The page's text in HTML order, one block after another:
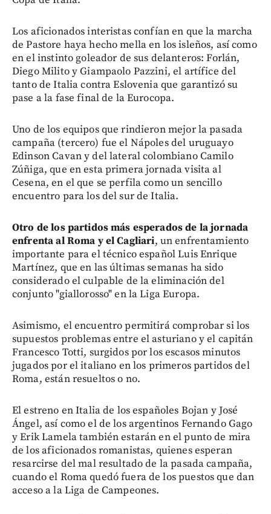
Los aficionados interistas confían en que la marcha
de Pastore haya hecho mella en los isleños, así como
en el instinto goleador de sus delanteros: Forlán,
Diego Milito y Giampaolo Pazzini, el artífice del
tanto de Italia contra Eslovenia que garantizó su
pase a la fase final de la Eurocopa.
Uno de los equipos que rindieron mejor la pasada
campaña (tercero) fue el Nápoles del uruguayo
Edinson Cavan y del lateral colombiano Camilo
Zúñiga, que en esta primera jornada visita al
Cesena, en el que se perfila como un sencillo
encuentro para los del sur de Italia.
Otro de los partidos más esperados de la jornada
enfrenta al Roma y el Cagliari, un enfrentamiento
importante para el técnico español Luis Enrique
Martínez, que en las últimas semanas ha sido
considerado el culpable de la eliminación del
conjunto "giallorosso" en la Liga Europa.
Asimismo, el encuentro permitirá comprobar si los
supuestos problemas entre el asturiano y el capitán
Francesco Totti, surgidos por los escasos minutos
jugados por el italiano en los primeros partidos del
Roma, están resueltos o no.
El estreno en Italia de los españoles Bojan y José
Ángel, así como el de los argentinos Fernando Gago
y Erik Lamela también estarán en el punto de mira
de los aficionados romanistas, quienes esperan
resarcirse del mal resultado de la pasada campaña,
cuando el Roma quedó fuera de los puestos que dan
acceso a la Liga de Campeones.